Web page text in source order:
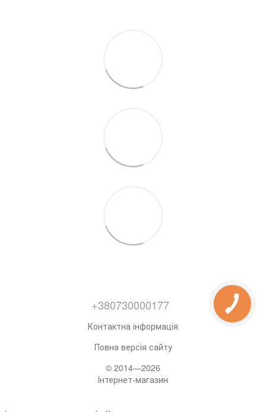
+380730000177
Контактна інформація
Повна версія сайту
© 2014—2026
Інтернет-магазин